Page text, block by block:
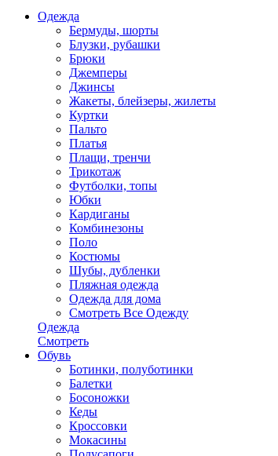
Одежда
Бермуды, шорты
Блузки, рубашки
Брюки
Джемперы
Джинсы
Жакеты, блейзеры, жилеты
Куртки
Пальто
Платья
Плащи, тренчи
Трикотаж
Футболки, топы
Юбки
Кардиганы
Комбинезоны
Поло
Костюмы
Шубы, дубленки
Пляжная одежда
Одежда для дома
Смотреть Все Одежду
Одежда
Смотреть
Обувь
Ботинки, полуботинки
Балетки
Босоножки
Кеды
Кроссовки
Мокасины